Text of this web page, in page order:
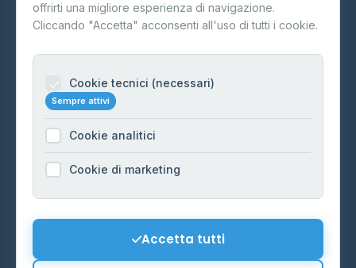
Contatti
Informazioni legali
Cookie Policy
Preferenze Cookie
Mappa del sito
offrirti una migliore esperienza di navigazione.
Cliccando "Accetta" acconsenti all'uso di tutti i cookie.
Cookie tecnici (necessari)
Sempre attivi
Cookie analitici
Cookie di marketing
Accetta tutti